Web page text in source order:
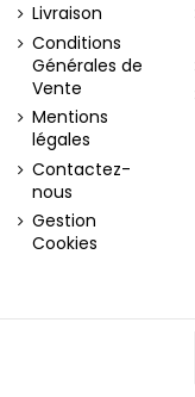
Livraison
Conditions
Générales de
Vente
Mentions
légales
Contactez-
nous
Gestion
Cookies